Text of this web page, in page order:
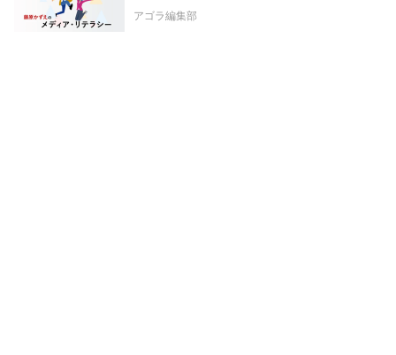
アゴラ編集部